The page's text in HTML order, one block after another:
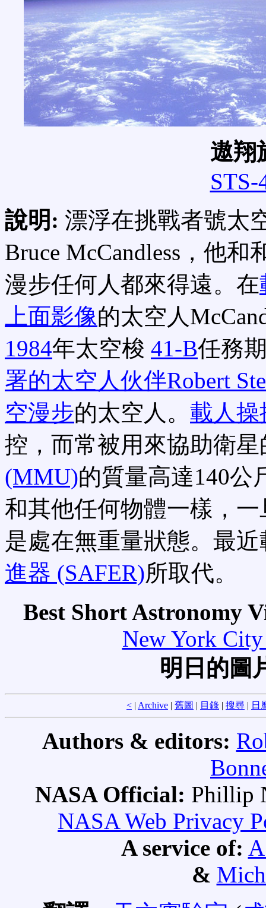
遨翔
STS-
說明: 漂浮在挑戰者號太
Bruce McCandless，他
漫步任何人都來得遠。在
上面影像的太空人
1984年太空梭 41-B任務
署的太空人伙伴Robert
空漫步的太空人。 載人操
控，而常被用來協助衛
(MMU)的質量高達140公
和其他任何物體一樣，
是處在無重量狀態。最
進器 (SAFER)所取代。
Best Short Astronomy
New York
明日的圖
< | Archive | 舊圖 | 目錄 | 搜尋 | 日
Authors & editors:
NASA Official: Phillip
NASA Web Privacy
A service of:
&